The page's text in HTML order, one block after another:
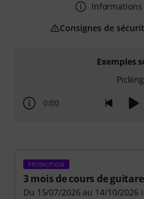
Exemples
Picking
0:00
PROMOTION
3 mois de cours de
Du 15/07/2026 au 14/10/2026
Consignes de